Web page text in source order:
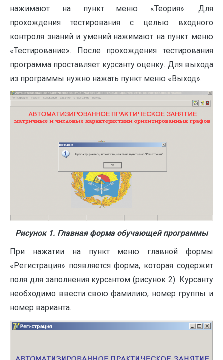
нажимают на пункт меню «Теория». Для
прохождения тестирования с целью входного
контроля знаний и умений нажимают на пункт меню
«Тестирование». После прохождения тестирования
программа проставляет курсанту оценку. Для выхода
из программы нужно нажать пункт меню «Выход».
Рисунок 1. Главная форма обучающей программы
При нажатии на пункт меню главной формы
«Регистрация» появляется форма, которая содержит
поля для заполнения курсантом (рисунок 2). Курсанту
необходимо ввести свою фамилию, номер группы и
номер варианта.